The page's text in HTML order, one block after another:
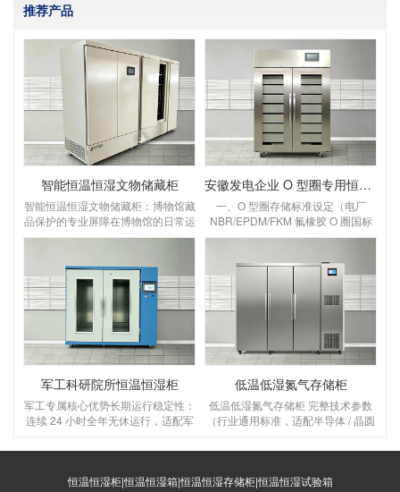
推荐产品
智能恒温恒湿文物储藏柜
智能恒温恒湿文物储藏柜：博物馆藏
品保护的专业屏障在博物馆的日常运
营中，文物的长期保存始终是核心课
等环境因素，会对纸质、木质、纺织
品、金属类文物造成不可逆的损害，
而智能恒温恒湿文物储藏柜，正是为
解决这一难题而生的专业设备，为博
物馆藏品构建起全天候、高精度的保
护屏障。一、核心功能：为文物打造
“稳定生态舱”博物馆文物的保存，对
的核心价值，
安徽发电企业 O 型圈专用恒温恒湿储存柜
一、O 型圈存储标准设定（电厂
NBR/EPDM/FKM 氟橡胶 O 圈国标
要求）设定温湿度：温度 18～
优选 20℃，控温精度 ±1℃，区间 5
～25℃，＞30℃橡胶加速老化变
硬、永久变形；＜5℃低温脆裂失
弹 湿度：45～55% RH，控湿 ±3%
橡胶吸水胀大；湿＜40% 密封圈干
裂O 型圈存放管理规范（
军工科研院所恒温恒湿柜
军工专属核心优势长期运行稳定性：
连续 24 小时全年无休运行，适配军
间歇使用；环境耐受更强：设备本身
稳定工作；数据溯源合规：完整温湿
低温低湿氮气存储柜
低温低湿氮气存储柜 完整技术参数
（行业通用标准，适配半导体 / 晶圆
湿度难＜30% RH 问题）一、核心温
范围：5～20℃（低温区可调）控温
恒温恒湿柜|恒温恒湿箱|恒温恒湿存储柜|恒温恒湿试验箱